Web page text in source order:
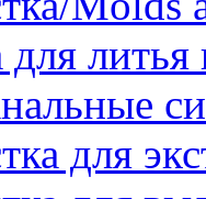
литья
для